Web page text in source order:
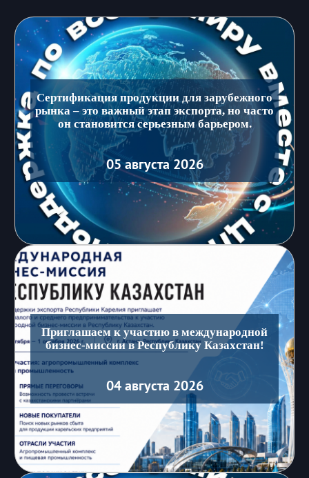
Сертификация продукции для зарубежного
рынка – это важный этап экспорта, но часто
он становится серьезным барьером.
05 августа 2026
Приглашаем к участию в международной
бизнес-миссии в Республику Казахстан!
04 августа 2026